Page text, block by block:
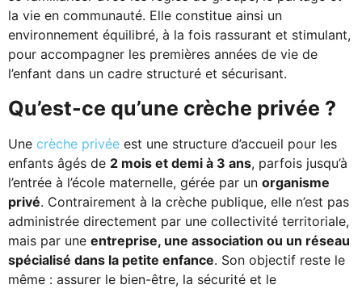
la vie en communauté. Elle constitue ainsi un
environnement équilibré, à la fois rassurant et stimulant,
pour accompagner les premières années de vie de
l’enfant dans un cadre structuré et sécurisant.
Qu’est-ce qu’une crèche privée ?
Une crèche privée est une structure d’accueil pour les
enfants âgés de 2 mois et demi à 3 ans, parfois jusqu’à
l’entrée à l’école maternelle, gérée par un organisme
privé. Contrairement à la crèche publique, elle n’est pas
administrée directement par une collectivité territoriale,
mais par une entreprise, une association ou un réseau
spécialisé dans la petite enfance. Son objectif reste le
même : assurer le bien-être, la sécurité et le